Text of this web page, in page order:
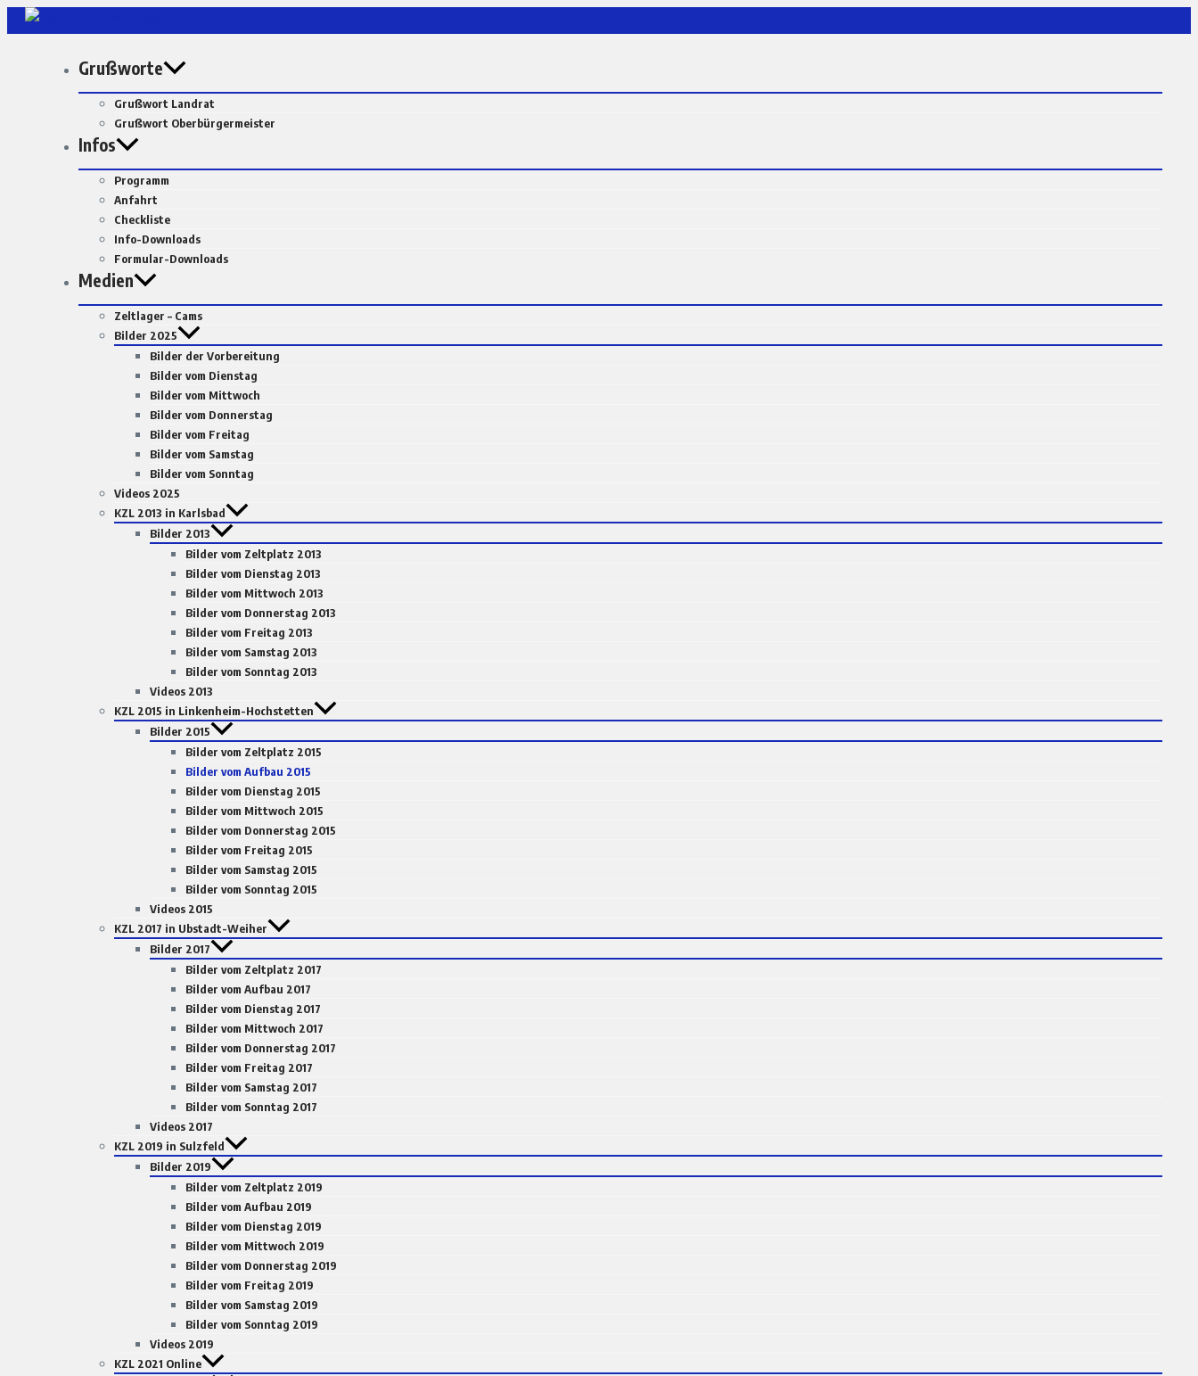
Zum
Inhalt
Grußworte
Grußwort Landrat
Grußwort Oberbürgermeister
Infos
Programm
Anfahrt
Checkliste
Info-Downloads
Formular-Downloads
Medien
Zeltlager – Cams
Bilder 2025
Bilder der Vorbereitung
Bilder vom Dienstag
Bilder vom Mittwoch
Bilder vom Donnerstag
Bilder vom Freitag
Bilder vom Samstag
Bilder vom Sonntag
Videos 2025
KZL 2013 in Karlsbad
Bilder 2013
Bilder vom Zeltplatz 2013
Bilder vom Dienstag 2013
Bilder vom Mittwoch 2013
Bilder vom Donnerstag 2013
Bilder vom Freitag 2013
Bilder vom Samstag 2013
Bilder vom Sonntag 2013
Videos 2013
KZL 2015 in Linkenheim-Hochstetten
Bilder 2015
Bilder vom Zeltplatz 2015
Bilder vom Aufbau 2015
Bilder vom Dienstag 2015
Bilder vom Mittwoch 2015
Bilder vom Donnerstag 2015
Bilder vom Freitag 2015
Bilder vom Samstag 2015
Bilder vom Sonntag 2015
Videos 2015
KZL 2017 in Ubstadt-Weiher
Bilder 2017
Bilder vom Zeltplatz 2017
Bilder vom Aufbau 2017
Bilder vom Dienstag 2017
Bilder vom Mittwoch 2017
Bilder vom Donnerstag 2017
Bilder vom Freitag 2017
Bilder vom Samstag 2017
Bilder vom Sonntag 2017
Videos 2017
KZL 2019 in Sulzfeld
Bilder 2019
Bilder vom Zeltplatz 2019
Bilder vom Aufbau 2019
Bilder vom Dienstag 2019
Bilder vom Mittwoch 2019
Bilder vom Donnerstag 2019
Bilder vom Freitag 2019
Bilder vom Samstag 2019
Bilder vom Sonntag 2019
Videos 2019
KZL 2021 Online